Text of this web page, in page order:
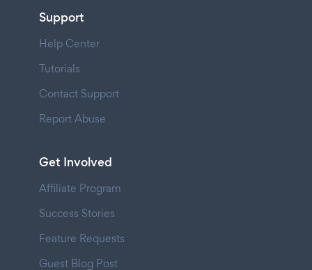
Support
Help Center
Tutorials
Contact Support
Report Abuse
Get Involved
Affiliate Program
Success Stories
Feature Requests
Guest Blog Post